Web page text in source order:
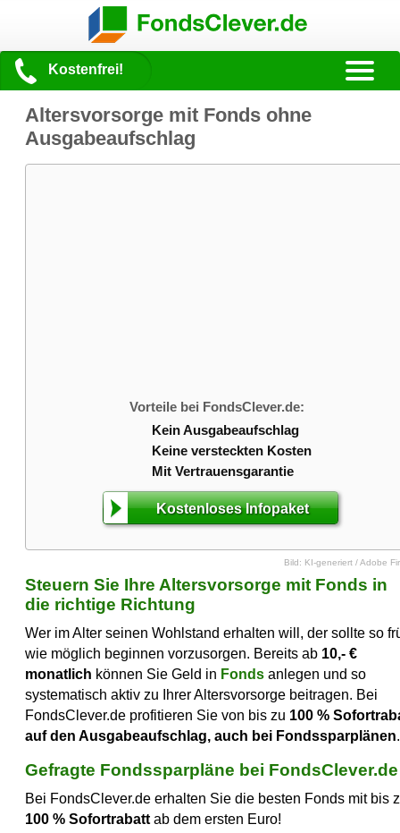
Kostenfrei!
Altersvorsorge mit Fonds ohne
Ausgabeaufschlag
Bild: KI-generiert / Adobe
Vorteile bei FondsClever.de:
Kein Ausgabeaufschlag
Keine versteckten Kosten
Mit Vertrauensgarantie
Kostenloses Infopaket
Steuern Sie Ihre Altersvorsorge mit Fonds in
die richtige Richtung
Wer im Alter seinen Wohlstand erhalten will, der sollte so
wie möglich beginnen vorzusorgen. Bereits ab 10,- €
monatlich können Sie Geld in Fonds anlegen und so
systematisch aktiv zu Ihrer Altersvorsorge beitragen. Bei
FondsClever.de profitieren Sie von bis zu 100 %
auf den Ausgabeaufschlag, auch bei Fondssparplänen.
Gefragte Fondssparpläne bei FondsClever.de
Bei FondsClever.de erhalten Sie die besten Fonds mit bis
100 % Sofortrabatt ab dem ersten Euro!